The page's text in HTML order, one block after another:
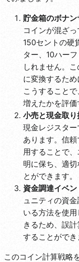
貯金箱のボナン
コインが混ざ
150セントの硬
ター、10ハー
しれません。
に変換するため
こうすること
増えたかを評価
小売と現金取り
現金レジスタ
あります。信
用することで
明に保ち、適
とができます。
資金調達イベ
ュニティの資
いる方法を使
きるため、誤
することができ
このコイン計算戦略